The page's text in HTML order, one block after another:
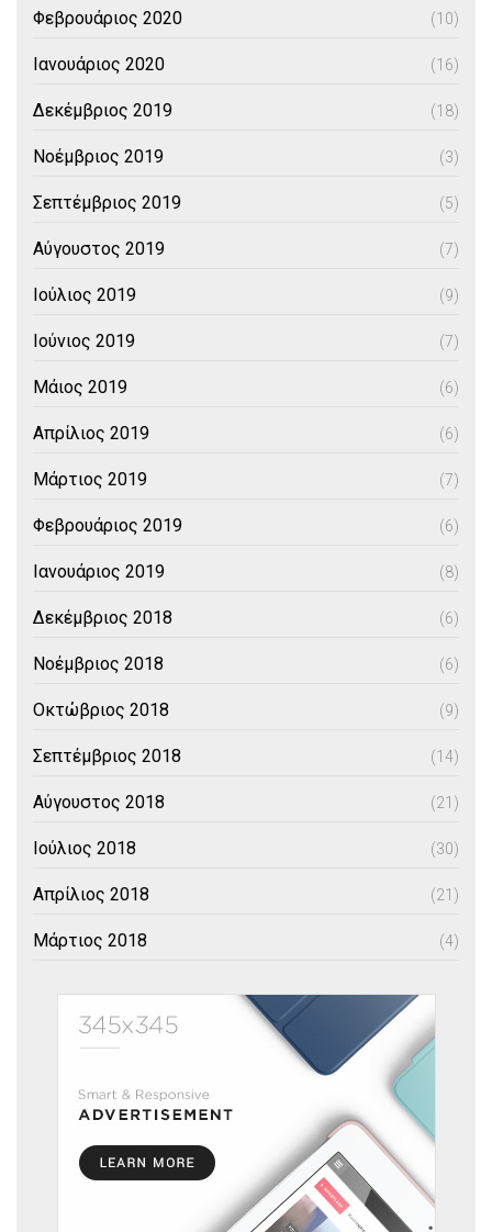
Φεβρουάριος 2020 (10)
Ιανουάριος 2020 (16)
Δεκέμβριος 2019 (18)
Νοέμβριος 2019 (3)
Σεπτέμβριος 2019 (5)
Αύγουστος 2019 (7)
Ιούλιος 2019 (9)
Ιούνιος 2019 (7)
Μάιος 2019 (6)
Απρίλιος 2019 (6)
Μάρτιος 2019 (7)
Φεβρουάριος 2019 (6)
Ιανουάριος 2019 (8)
Δεκέμβριος 2018 (6)
Νοέμβριος 2018 (6)
Οκτώβριος 2018 (9)
Σεπτέμβριος 2018 (14)
Αύγουστος 2018 (21)
Ιούλιος 2018 (30)
Απρίλιος 2018 (21)
Μάρτιος 2018 (4)